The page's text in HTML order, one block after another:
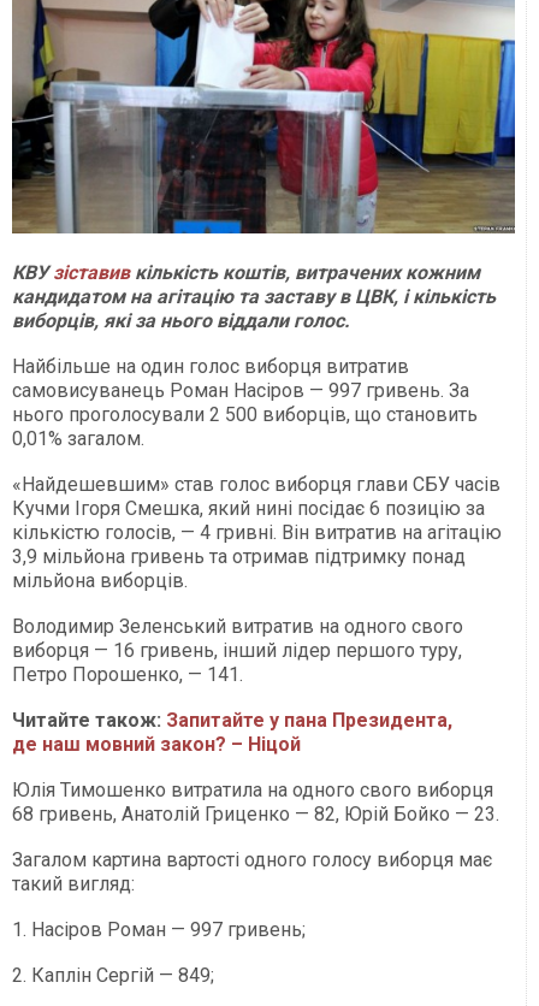
КВУзіставив кількість коштів, витрачених кожним
кандидатом на агітацію та заставу в ЦВК, і кількість
виборців, які за нього віддали голос.
Найбільше на один голос виборця витратив
самовисуванець Роман Насіров — 997 гривень. За
нього проголосували 2 500 виборців, що становить
0,01% загалом.
«Найдешевшим» став голос виборця глави СБУ часів
Кучми Ігоря Смешка, який нині посідає 6 позицію за
кількістю голосів, — 4 гривні. Він витратив на агітацію
3,9 мільйона гривень та отримав підтримку понад
мільйона виборців.
Володимир Зеленський витратив на одного свого
виборця — 16 гривень, інший лідер першого туру,
Петро Порошенко, — 141.
Читайте також: Запитайте у пана Президента,
де наш мовний закон? – Ніцой
Юлія Тимошенко витратила на одного свого виборця
68 гривень, Анатолій Гриценко — 82, Юрій Бойко — 23.
Загалом картина вартості одного голосу виборця має
такий вигляд:
1. Насіров Роман — 997 гривень;
2. Каплін Сергій — 849;